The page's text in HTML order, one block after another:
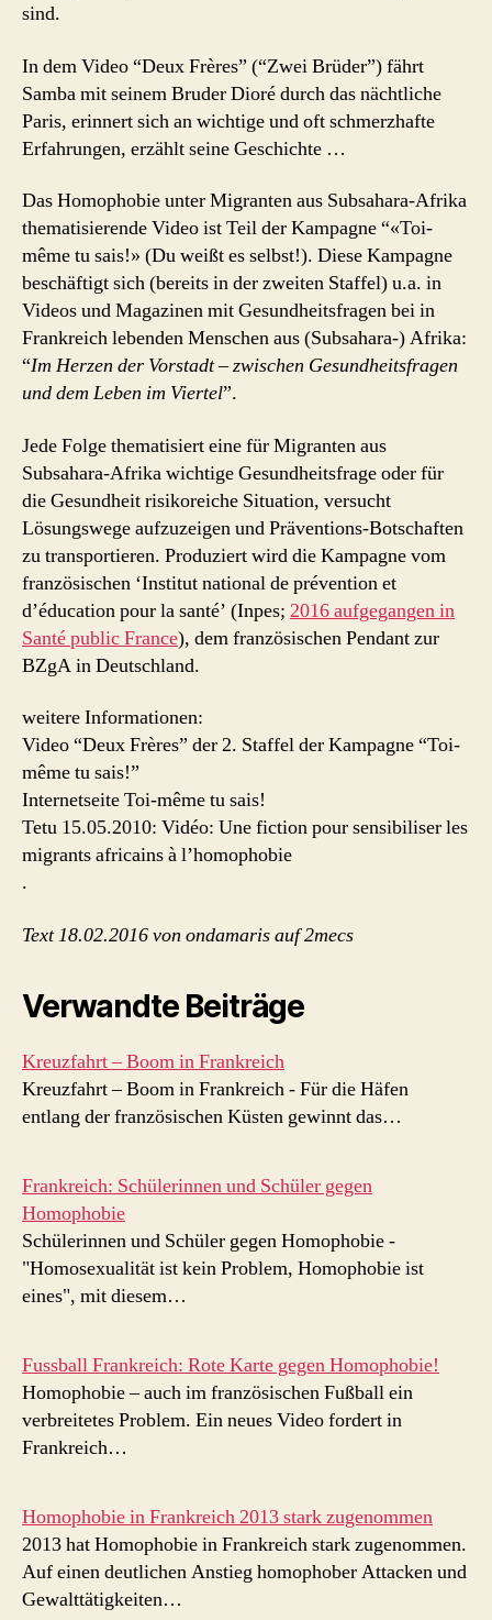
sind.
In dem Video “Deux Frères” (“Zwei Brüder”) fährt
Samba mit seinem Bruder Dioré durch das nächtliche
Paris, erinnert sich an wichtige und oft schmerzhafte
Erfahrungen, erzählt seine Geschichte …
Das Homophobie unter Migranten aus Subsahara-Afrika
thematisierende Video ist Teil der Kampagne “«Toi-
même tu sais!» (Du weißt es selbst!). Diese Kampagne
beschäftigt sich (bereits in der zweiten Staffel) u.a. in
Videos und Magazinen mit Gesundheitsfragen bei in
Frankreich lebenden Menschen aus (Subsahara-) Afrika:
“Im Herzen der Vorstadt – zwischen Gesundheitsfragen
und dem Leben im Viertel”.
Jede Folge thematisiert eine für Migranten aus
Subsahara-Afrika wichtige Gesundheitsfrage oder für
die Gesundheit risikoreiche Situation, versucht
Lösungswege aufzuzeigen und Präventions-Botschaften
zu transportieren. Produziert wird die Kampagne vom
französischen ‘Institut national de prévention et
d’éducation pour la santé’ (Inpes; 2016 aufgegangen in
Santé public France), dem französischen Pendant zur
BZgA in Deutschland.
weitere Informationen:
Video “Deux Frères” der 2. Staffel der Kampagne “Toi-
même tu sais!”
Internetseite Toi-même tu sais!
Tetu 15.05.2010: Vidéo: Une fiction pour sensibiliser les
migrants africains à l’homophobie
.
Text 18.02.2016 von ondamaris auf 2mecs
Verwandte Beiträge
Kreuzfahrt – Boom in Frankreich
Kreuzfahrt – Boom in Frankreich - Für die Häfen
entlang der französischen Küsten gewinnt das…
Frankreich: Schülerinnen und Schüler gegen
Homophobie
Schülerinnen und Schüler gegen Homophobie -
"Homosexualität ist kein Problem, Homophobie ist
eines", mit diesem…
Fussball Frankreich: Rote Karte gegen Homophobie!
Homophobie – auch im französischen Fußball ein
verbreitetes Problem. Ein neues Video fordert in
Frankreich…
Homophobie in Frankreich 2013 stark zugenommen
2013 hat Homophobie in Frankreich stark zugenommen.
Auf einen deutlichen Anstieg homophober Attacken und
Gewalttätigkeiten…